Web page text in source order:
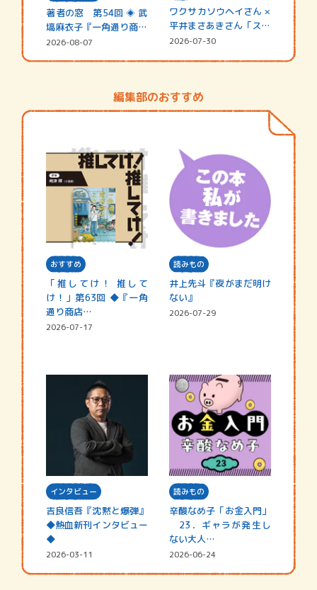
著者の窓 第54回 ◈ 武
塙麻衣子『一角通り商店
街の…
2026-08-07
ワクサカソウヘイさん ×
平井まさあきさん「スペ
シャ…
2026-07-30
編集部のおすすめ
おすすめ
「推してけ！ 推して
け！」第63回 ◆『一角
通り商店…
2026-07-17
読みもの
井上先斗『夜がまだ明け
ない』
2026-07-29
インタビュー
吉良信吾『沈黙と爆弾』
◆熱血新刊インタビュー
◆
2026-03-11
読みもの
辛酸なめ子「お金入門」
23．ギャラが発生し
ない大人…
2026-06-24